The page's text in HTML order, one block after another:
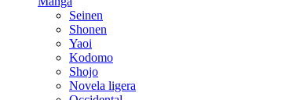
Seinen
Shonen
Yaoi
Kodomo
Shojo
Novela ligera